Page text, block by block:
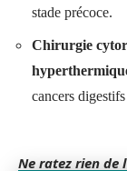
stade précoce.
Chirurgie
cancers
Ne ratez rien de